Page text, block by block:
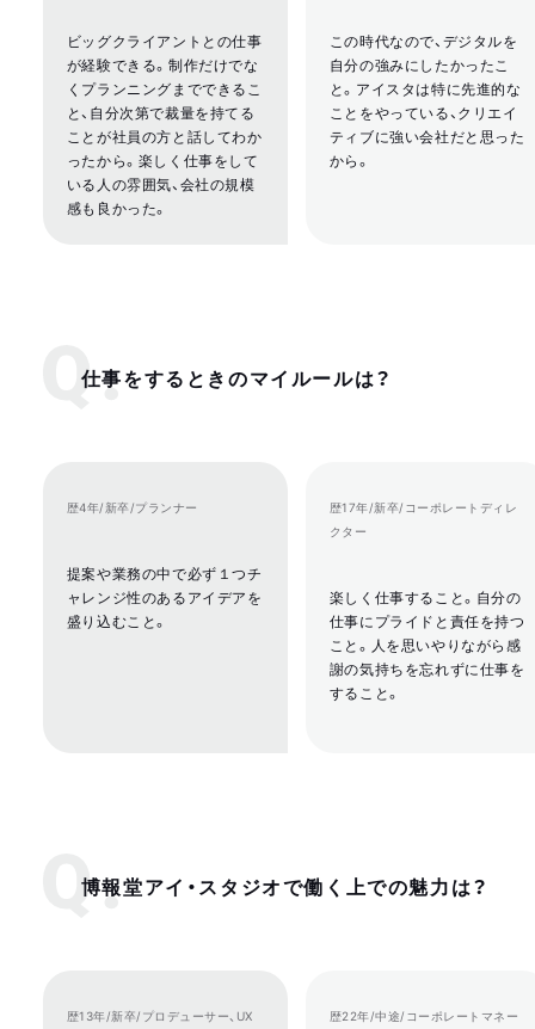
ビッグクライアントとの仕事
が経験できる。制作だけでな
くプランニングまでできるこ
と、自分次第で裁量を持てる
ことが社員の方と話してわか
ったから。楽しく仕事をして
いる人の雰囲気、会社の規模
感も良かった。
この時代なので、デジタルを
自分の強みにしたかったこ
と。アイスタは特に先進的な
ことをやっている、クリエイ
ティブに強い会社だと思った
から。
仕事をするときのマイルールは？
歴4年/新卒/プランナー
提案や業務の中で必ず１つチ
ャレンジ性のあるアイデアを
盛り込むこと。
歴17年/新卒/コーポレートディレ
クター
楽しく仕事すること。自分の
仕事にプライドと責任を持つ
こと。人を思いやりながら感
謝の気持ちを忘れずに仕事を
すること。
博報堂アイ・スタジオで働く上での魅力は？
歴13年/新卒/プロデューサー、UX
歴22年/中途/コーポレートマネー